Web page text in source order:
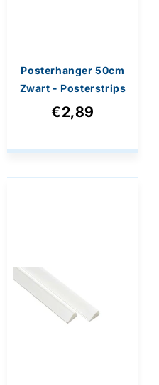
Posterhanger 50cm
Zwart - Posterstrips
met Ophangoog
€2,89